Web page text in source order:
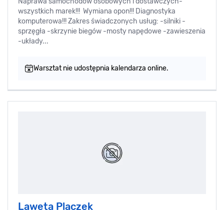
wszystkich marek!!! Wymiana opon!!! Diagnostyka
komputerowa!!! Zakres świadczonych usług: -silniki -
sprzęgła -skrzynie biegów -mosty napędowe -zawieszenia
-układy...
Warsztat nie udostępnia kalendarza online.
Laweta Placzek